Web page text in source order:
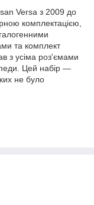
Versa з 2009 до
комплектацією,
та комплект
з усіма роз'ємами
Цей набір —
не було